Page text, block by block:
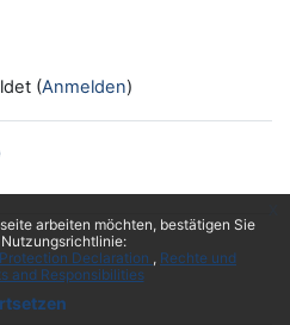
arbeiten möchten, bestätigen Sie
Declaration
Rechte und
and Responsibilities
(Anmelden)